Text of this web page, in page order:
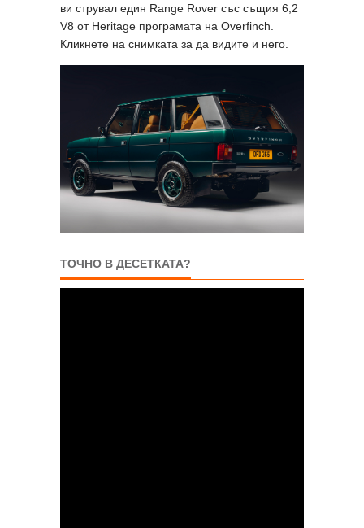
ви струвал един Range Rover със същия 6,2
V8 от Heritage програмата на Overfinch.
Кликнете на снимката за да видите и него.
ТОЧНО В ДЕСЕТКАТА?